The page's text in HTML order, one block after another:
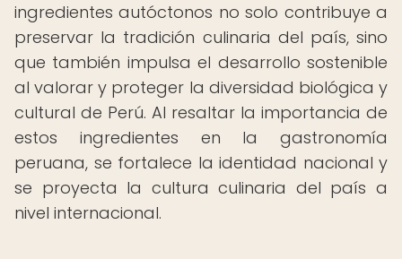
ingredientes autóctonos no solo contribuye a
preservar la tradición culinaria del país, sino
que también impulsa el desarrollo sostenible
al valorar y proteger la diversidad biológica y
cultural de Perú. Al resaltar la importancia de
estos ingredientes en la gastronomía
peruana, se fortalece la identidad nacional y
se proyecta la cultura culinaria del país a
nivel internacional.